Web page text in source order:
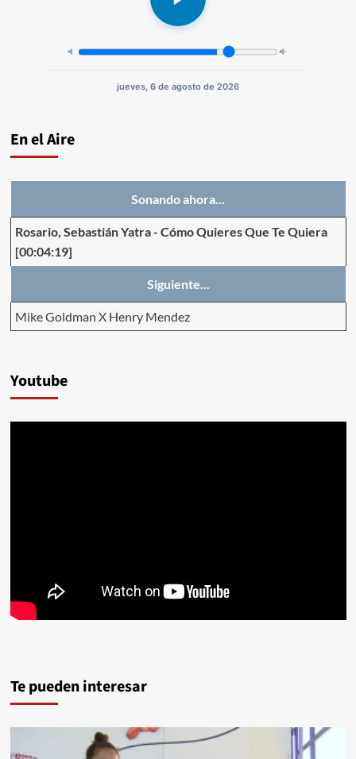
jueves, 6 de agosto de 2026
En el Aire
Sonando ahora...
Rosario, Sebastián Yatra- Cómo Quieres Que Te Quiera
[00:04:19]
Siguiente...
Mike Goldman X Henry Mendez
Youtube
Te pueden interesar